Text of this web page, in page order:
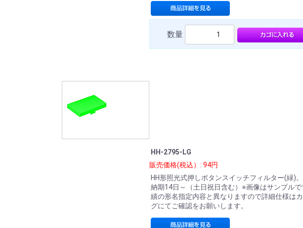
数量
HH-2795-LG
販売価格(税込）: 94円
HH形照光式押しボタンスイッチフィルター(緑)
納期14日～（土日祝日含む）※画像はサンプルで
績の形名指定内容と異なりますので詳細仕様は
グにてご確認をお願いします。